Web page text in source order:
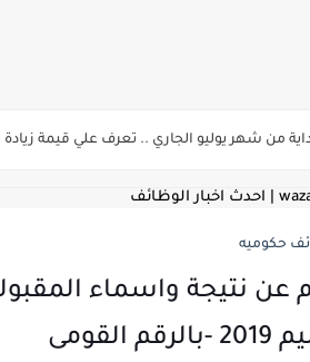
العليا ..اعلان وظائف وزارة التنمية
اعلان وظائف وزارة التعليم العالي " جامعة سمنود "
اعلان وظائف الهيئة القومية لسلامة الغذاء "
حكوميه
عن نتيجة واسماء